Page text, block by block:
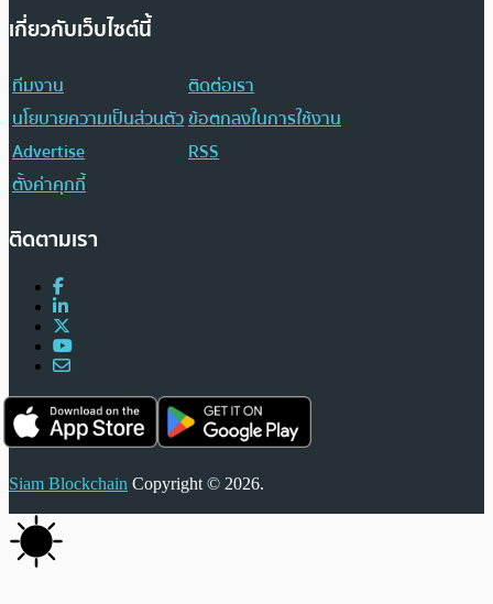
เกี่ยวกับเว็บไซต์นี้
ทีมงาน
ติดต่อเรา
นโยบายความเป็นส่วนตัวข้อตกลงในการใช้งาน
Advertise
RSS
ตั้งค่าคุกกี้
ติดตามเรา
Siam Blockchain Copyright © 2026.